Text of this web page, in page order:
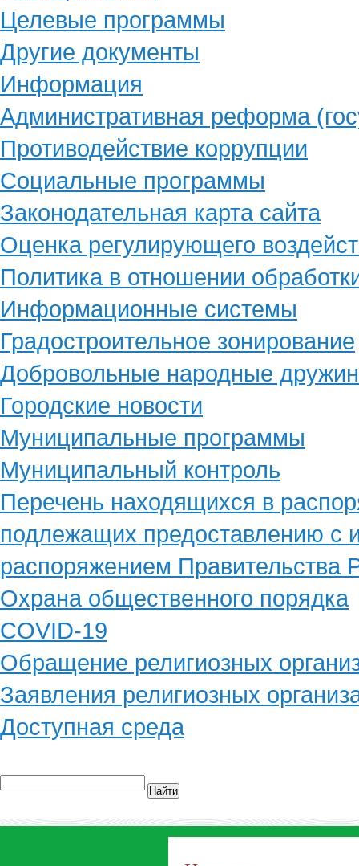
Целевые программы
Другие документы
Информация
Административная реформа
Противодействие коррупции
Социальные программы
Законодательная карта сайта
Оценка регулирующего
Политика в отношении
Информационные системы
Градостроительное зонирование
Добровольные народные
Городские новости
Муниципальные программы
Муниципальный контроль
Перечень находящихся в
подлежащих предоставлению с
распоряжением
Охрана общественного порядка
COVID-19
Обращение религиозных
Заявления религиозных
Доступная среда
Найти